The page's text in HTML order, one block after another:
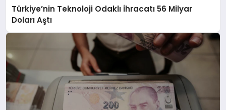
Türkiye’nin Teknoloji Odaklı İhracatı 56 Milyar
Doları Aştı